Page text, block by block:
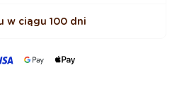
w ciągu 100 dni